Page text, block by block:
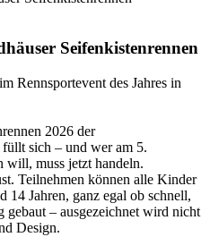
Seifenkistenrennen
Rennsportevent des Jahres in
2026 der
sich – und wer am 5.
will, muss jetzt handeln.
Teilnehmen können alle Kinder
14 Jahren, ganz egal ob schnell,
gebaut – ausgezeichnet wird nicht
Design.